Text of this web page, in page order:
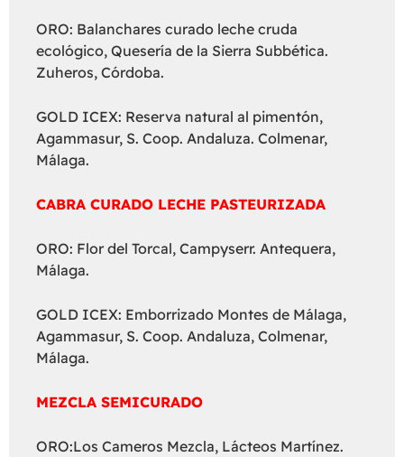
ORO: Balanchares curado leche cruda
ecológico, Quesería de la Sierra Subbética.
Zuheros, Córdoba.
GOLD ICEX: Reserva natural al pimentón,
Agammasur, S. Coop. Andaluza. Colmenar,
Málaga.
CABRA CURADO LECHE PASTEURIZADA
ORO: Flor del Torcal, Campyserr. Antequera,
Málaga.
GOLD ICEX: Emborrizado Montes de Málaga,
Agammasur, S. Coop. Andaluza, Colmenar,
Málaga.
MEZCLA SEMICURADO
ORO:Los Cameros Mezcla, Lácteos Martínez.